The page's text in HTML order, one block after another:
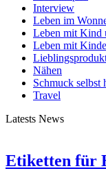
Interview
Leben im
Leben mit Kind
Leben mit
Nähen
Schmuck selbst
Travel
Latests News
Etiketten für